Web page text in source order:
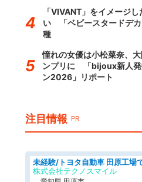
「VIVANT」をイメージ
い 「ベビースタードデ
種
憧れの女優は小松菜奈、
ンプリに 「bijoux新人発
ン2026」リポート
注目情報 PR
株式会社テクノスマイル